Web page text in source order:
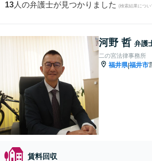
13 人の弁護士が見つかりました (検索結果につい
河野 哲 弁護
二の宮法律事務所
福井県|福井市
賃料回収